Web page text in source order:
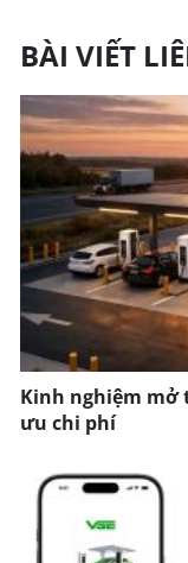
BÀI VIẾT
Kinh nghiệm mở
ưu chi phí